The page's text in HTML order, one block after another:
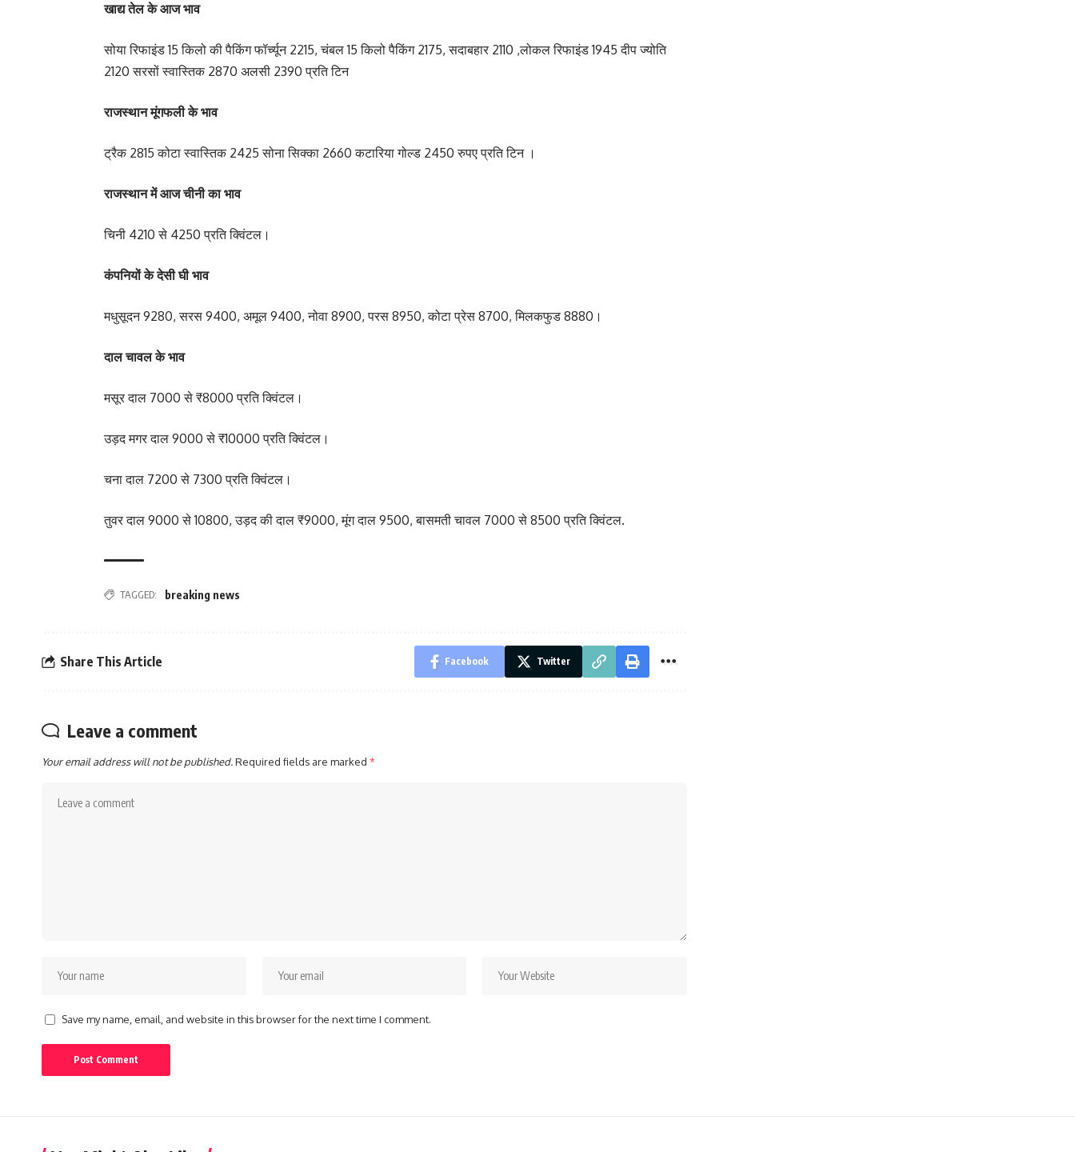
खाद्य तेल के आज भाव
सोया रिफाइंड 15 किलो की पैकिंग फॉर्च्यून 2215, चंबल 15 किलो पैकिंग 2175, सदाबहार 2110 ,लोकल रिफाइंड 1945 दीप ज्योति
2120 सरसों स्वास्तिक 2870 अलसी 2390 प्रति टिन
राजस्थान मूंगफली के भाव
ट्रैक 2815 कोटा स्वास्तिक 2425 सोना सिक्का 2660 कटारिया गोल्ड 2450 रुपए प्रति टिन ।
राजस्थान में आज चीनी का भाव
चिनी 4210 से 4250 प्रति क्विंटल।
कंपनियों के देसी घी भाव
मधुसूदन 9280, सरस 9400, अमूल 9400, नोवा 8900, परस 8950, कोटा प्रेस 8700, मिलकफुड 8880।
दाल चावल के भाव
मसूर दाल 7000 से ₹8000 प्रति क्विंटल।
उड़द मगर दाल 9000 से ₹10000 प्रति क्विंटल।
चना दाल 7200 से 7300 प्रति क्विंटल।
तुवर दाल 9000 से 10800, उड़द की दाल ₹9000, मूंग दाल 9500, बासमती चावल 7000 से 8500 प्रति क्विंटल.
TAGGED: breaking news
Share This Article Facebook Twitter
Leave a comment
Your email address will not be published.Required fields are marked *
Save my name, email, and website in this browser for the next time I comment.